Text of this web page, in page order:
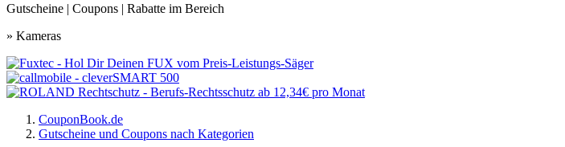
Gutscheine | Coupons | Rabatte im Bereich
» Kameras
CouponBook.de
Gutscheine und Coupons nach Kategorien